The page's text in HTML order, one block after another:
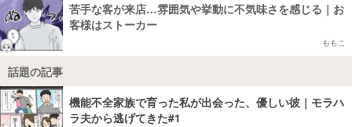
苦手な客が来店…雰囲気や挙動に不気味さを感じる｜お
客様はストーカー
ももこ
話題の記事
機能不全家族で育った私が出会った、優しい彼｜モラハ
ラ夫から逃げてきた#1